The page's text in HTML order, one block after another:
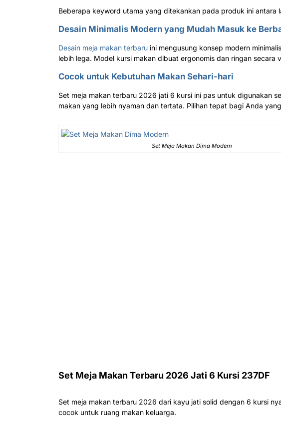
Beberapa keyword utama yang ditekankan pada produk ini antara
Desain Minimalis Modern yang Mudah Masuk ke
Desain meja makan terbaru ini mengusung konsep modern
lebih lega. Model kursi makan dibuat ergonomis dan ringan
Cocok untuk Kebutuhan Makan Sehari-hari
Set meja makan terbaru 2026 jati 6 kursi ini pas untuk digunakan
makan yang lebih nyaman dan tertata. Pilihan tepat bagi Anda
Set Meja Makan Dima Modern
Set Meja Makan Terbaru 2026 Jati 6 Kursi 237DF
Set meja makan terbaru 2026 dari kayu jati solid dengan 6 kursi
cocok untuk ruang makan keluarga.